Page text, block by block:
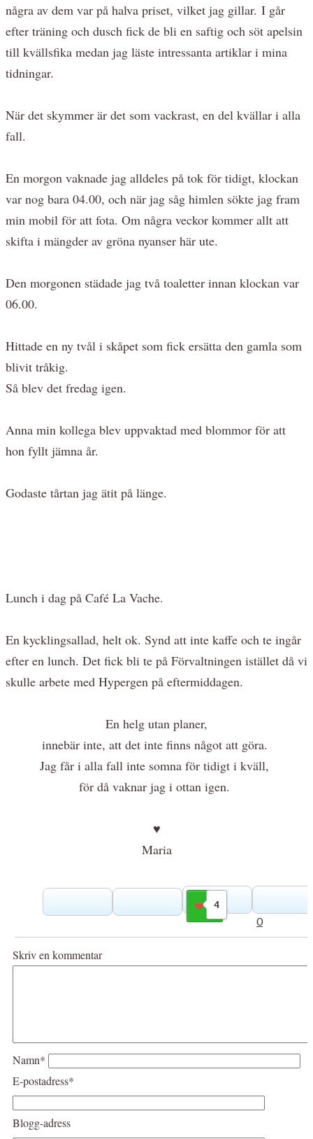
några av dem var på halva priset, vilket jag gillar. I går
efter träning och dusch fick de bli en saftig och söt apelsin
till kvällsfika medan jag läste intressanta artiklar i mina
tidningar.
När det skymmer är det som vackrast, en del kvällar i alla
fall.
En morgon vaknade jag alldeles på tok för tidigt, klockan
var nog bara 04.00, och när jag såg himlen sökte jag fram
min mobil för att fota. Om några veckor kommer allt att
skifta i mängder av gröna nyanser här ute.
Den morgonen städade jag två toaletter innan klockan var
06.00.
Hittade en ny tvål i skåpet som fick ersätta den gamla som
blivit tråkig.
Så blev det fredag igen.
Anna min kollega blev uppvaktad med blommor för att
hon fyllt jämna år.
Godaste tårtan jag ätit på länge.
Lunch i dag på Café La Vache.
En kycklingsallad, helt ok. Synd att inte kaffe och te ingår
efter en lunch. Det fick bli te på Förvaltningen istället då vi
skulle arbete med Hypergen på eftermiddagen.
En helg utan planer,
innebär inte, att det inte finns något att göra.
Jag får i alla fall inte somna för tidigt i kväll,
för då vaknar jag i ottan igen.
♥
Maria
4
Gilla
0
Skriv en kommentar
Namn*
E-postadress*
Blogg-adress